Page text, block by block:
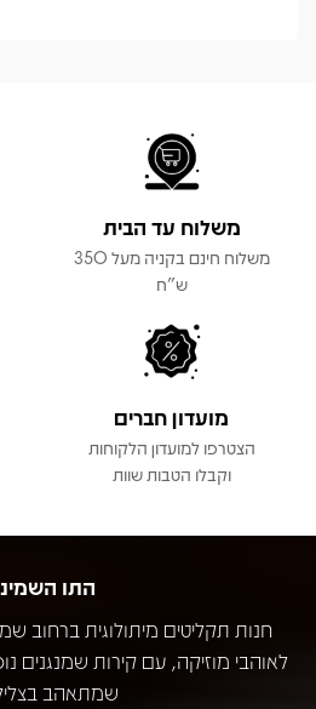
משלוח עד הבית
משלוח חינם בקניה מעל 350
ש"ח
מועדון חברים
הצטרפו למועדון הלקוחות
וקבלו הטבות שוות
התו
לאוהבי מוזיקה, עם קירות שמנגנים
שמתאהב